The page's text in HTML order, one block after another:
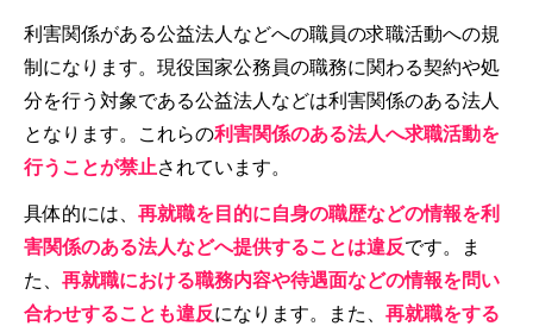
利害関係がある公益法人などへの職員の求職活動への規
制になります。現役国家公務員の職務に関わる契約や処
分を行う対象である公益法人などは利害関係のある法人
となります。これらの利害関係のある法人へ求職活動を
行うことが禁止されています。
具体的には、 再就職を目的に自身の職歴などの情報を利
害関係のある法人などへ提供することは違反です。ま
た、 再就職における職務内容や待遇面などの情報を問い
合わせすることも違反になります。また、 再就職をする